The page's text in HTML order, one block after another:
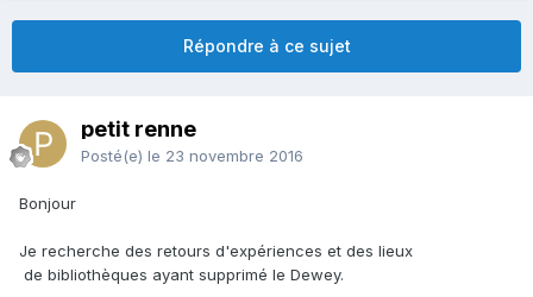
Répondre à ce sujet
petit renne
Posté(e) le 23 novembre 2016
Bonjour
Je recherche des retours d'expériences et des lieux
de bibliothèques ayant supprimé le Dewey.